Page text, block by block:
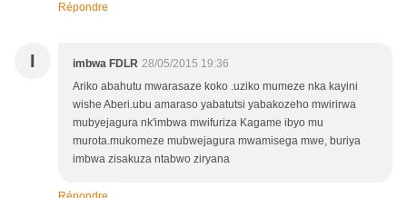
Répondre
I imbwa FDLR 28/05/2015 19:36
Ariko abahutu mwarasaze koko .uziko mumeze nka kayini
wishe Aberi.ubu amaraso yabatutsi yabakozeho mwirirwa
mubyejagura nk'imbwa mwifuriza Kagame ibyo mu
murota.mukomeze mubwejagura mwamisega mwe, buriya
imbwa zisakuza ntabwo ziryana